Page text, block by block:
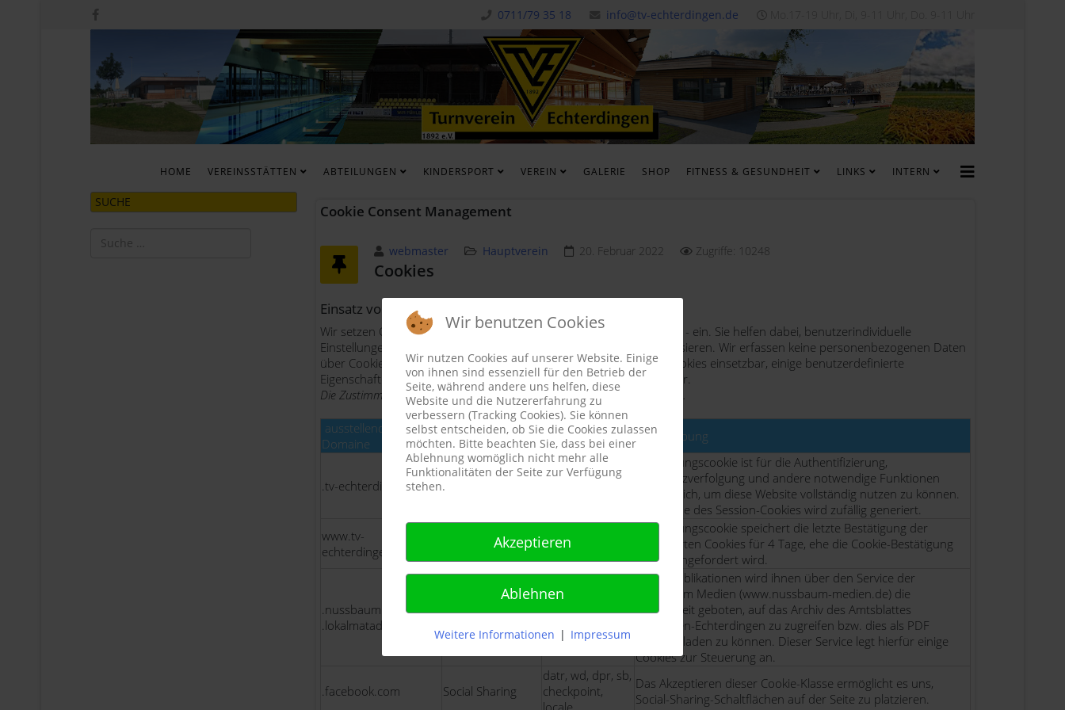
0711/79 35 18 info@tv-echterdingen.de
HOME VEREINSSTÄTTEN ABTEILUNGEN KINDERSPORT VEREIN GALERIE SHOP FITNESS & GESUNDHEIT LINKS INTERN
SUCHE
Cookie Consent Management
webmaster Hauptverein 20. Februar 2022 Zugriffe: 10248
Cookies
Einsatz von Cookies
Wir setzen Cookies - kleine Dateien mit Konfigurationsinformationen - ein. Sie helfen dabei, benutzerindividuelle
Einstellungen zu ermitteln und spezielle Benutzerfunktionen zu realisieren. Wir erfassen keine personenbezogenen Daten
über Cookies. Sämtliche Funktionen der Website sind auch ohne Cookies einsetzbar, einige benutzerdefinierte
Eigenschaften und Einstellungen sind dann allerdings nicht verfügbar.
Die Zustimmung zum Cookie-Einsatz muss nach 5 Tagen erneut erfolgen.
ausstellende
Domaine
Cookie BedeutungCookie
Name
Beschreibung
.tv-echterdingen.de Sitzungscookie
Das Sitzungscookie ist für die Authentifizierung,
Präferenzverfolgung und andere notwendige Funktionen
erforderlich, um diese Website vollständig nutzen zu können.
Der Name des Session-Cookies wird zufällig generiert.
www.tv-
echterdingen.de
Sitzungscookie reDimCookieHint
Das Sitzungscookie speichert die letzte Bestätigung der
akzeptierten Cookies für 4 Tage, ehe die Cookie-Bestätigung
erneut angefordert wird.
.nussbaum.adspirit.de
.lokalmatador.de
Lokalmatador
PHPSESSID,
lokalmatador-
geo
Unter Publikationen wird ihnen über den Service der
Nussbaum Medien (www.nussbaum-medien.de) die
Möglichkeit geboten, auf das Archiv des Amtsblattes
Leinfelden-Echterdingen zu zugreifen bzw. dies als PDF
herunterladen zu können. Dieser Service legt hierfür einige
Cookies zur Steuerung an.
.facebook.com Social Sharing
datr, wd, dpr, sb,
checkpoint,
locale
Das Akzeptieren dieser Cookie-Klasse ermöglicht es uns,
Social-Sharing-Schaltflächen auf der Seite zu platzieren.
Wir benutzen Cookies
Wir nutzen Cookies auf unserer Website. Einige
von ihnen sind essenziell für den Betrieb der
Seite, während andere uns helfen, diese
Website und die Nutzererfahrung zu
verbessern (Tracking Cookies). Sie können
selbst entscheiden, ob Sie die Cookies zulassen
möchten. Bitte beachten Sie, dass bei einer
Ablehnung womöglich nicht mehr alle
Funktionalitäten der Seite zur Verfügung
stehen.
Akzeptieren
Ablehnen
Weitere Informationen | Impressum